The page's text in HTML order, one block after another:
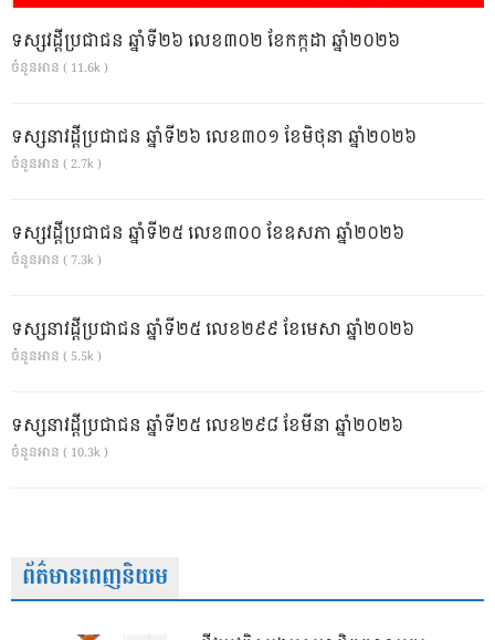
ទស្សវដ្តីប្រជាជន ឆ្នាំទី២៦ លេខ៣០២ ខែកក្កដា ឆ្នាំ២០២៦
ចំនួនអាន ( 11.6k )
ទស្សនាវដ្ដីប្រជាជន ឆ្នាំទី២៦ លេខ៣០១ ខែមិថុនា ឆ្នាំ២០២៦
ចំនួនអាន ( 2.7k )
ទស្សវដ្តីប្រជាជន ឆ្នាំទី២៥ លេខ៣០០ ខែឧសភា ឆ្នាំ២០២៦
ចំនួនអាន ( 7.3k )
ទស្សនាវដ្ដីប្រជាជន ឆ្នាំទី២៥ លេខ២៩៩ ខែមេសា ឆ្នាំ២០២៦
ចំនួនអាន ( 5.5k )
ទស្សនាវដ្ដីប្រជាជន ឆ្នាំទី២៥ លេខ២៩៨ ខែមីនា ឆ្នាំ២០២៦
ចំនួនអាន ( 10.3k )
ព័ត៌មានពេញនិយម